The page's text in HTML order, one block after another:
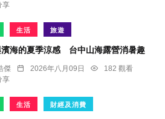
享
生活 旅遊
濱海的夏季涼感 台中山海露營消暑趣
傑 2026年八月09日
182 觀看
享
生活 財經及消費